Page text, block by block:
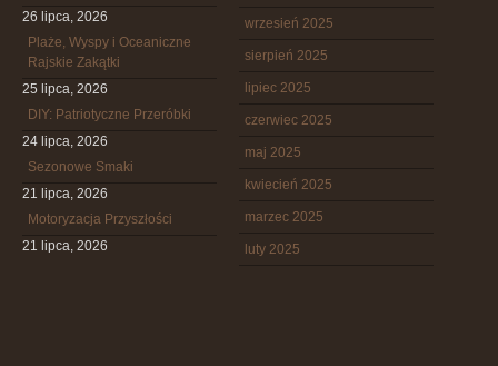
26 lipca, 2026
Plaże, Wyspy i Oceaniczne
Rajskie Zakątki
25 lipca, 2026
DIY: Patriotyczne Przeróbki
24 lipca, 2026
Sezonowe Smaki
21 lipca, 2026
Motoryzacja Przyszłości
21 lipca, 2026
wrzesień 2025
sierpień 2025
lipiec 2025
czerwiec 2025
maj 2025
kwiecień 2025
marzec 2025
luty 2025